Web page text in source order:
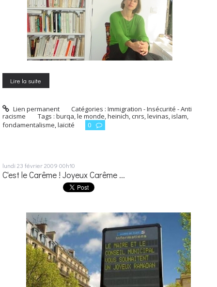
Lire la suite
Lien permanent Catégories :Immigration - Insécurité - Anti
racisme
Tags : burqa,le monde,heinich,cnrs,levinas,islam,
fondamentalisme,laïcité 0
lundi 23 février 2009 00h10
C'est le Carême ! Joyeux Carême ...